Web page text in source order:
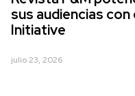
sus audiencias
Initiative
julio 23, 2026